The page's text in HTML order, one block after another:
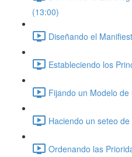
(13:00)
Diseñando el
Estableciendo los
Fijando un Modelo
Haciendo un seteo
Ordenando las